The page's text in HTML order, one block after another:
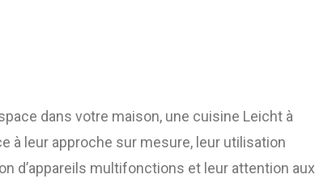
dans votre maison, une cuisine Leicht à
à leur approche sur mesure, leur utilisation
d’appareils multifonctions et leur attention aux